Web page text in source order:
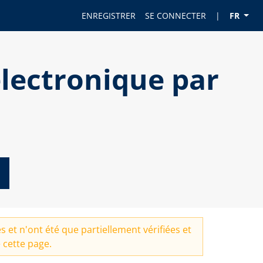
ENREGISTRER SE CONNECTER | FR
par
et n'ont été que partiellement vérifiées et
page.